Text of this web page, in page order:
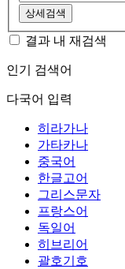
상세검색
결과 내 재검색
인기 검색어
다국어 입력
히라가나
가타카나
중국어
한글고어
그리스문자
프랑스어
독일어
히브리어
괄호기호